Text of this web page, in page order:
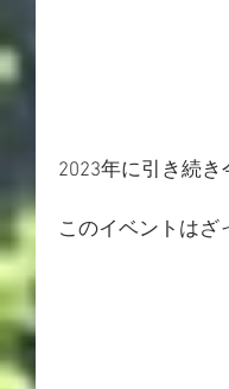
2023年に引き続
このイベントはざ